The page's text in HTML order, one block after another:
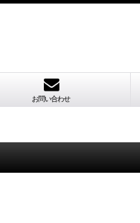
お問い合わせ